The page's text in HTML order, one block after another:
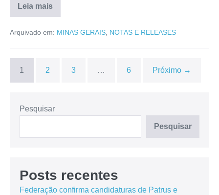
Leia mais
Arquivado em: MINAS GERAIS NOTAS E RELEASES
1 2 3 … 6 Próximo →
Pesquisar
Pesquisar
Posts recentes
Federação confirma candidaturas de Patrus e